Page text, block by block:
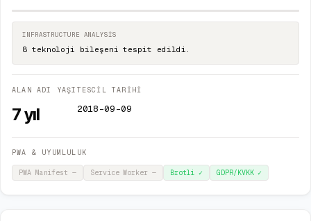
INFRASTRUCTURE ANALYSIS
8 teknoloji bileşeni tespit edildi.
ALAN ADI YAŞI
7yıl
TESCİL TARİHİ
2018-09-09
PWA & UYUMLULUK
PWA Manifest— Service Worker — Brotli✓ GDPR/KVKK✓